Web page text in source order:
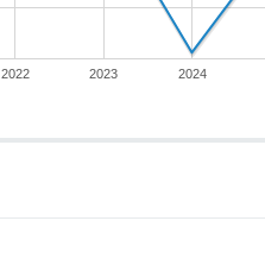
2022 2023 2024